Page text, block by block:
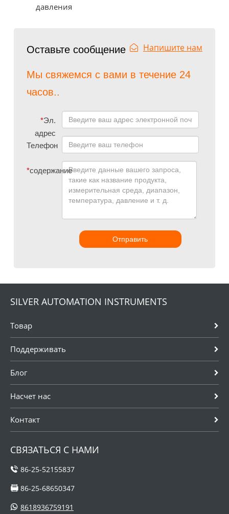
давления
Оставьте сообщение Напишите нам
Мы свяжемся с вами в течение 24
часов..
*Эл.
адрес
Телефон
*содержание
Отправить
SILVER AUTOMATION INSTRUMENTS
Товар
Поддерживать
Блог
Насчет нас
Контакт
СВЯЗАТЬСЯ С НАМИ
86-25-52155837
86-25-68650347
8618936759191